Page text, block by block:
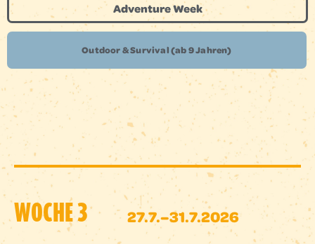
Adventure Week
Outdoor & Survival (ab 9 Jahren)
WOCHE 3 27.7.–31.7.2026